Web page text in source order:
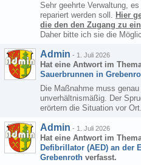
Sehr geehrte Verwaltung,
repariert werden soll. Hier
die den den Zugang zu
Daher bitte ich sie die
Admin - 1. Juli 2026
Hat eine Antwort im
Sauerbrunnen in
Die Maßnahme muss
unverhältnismäßig. Der
erörtern die Situation vor Ort.
Admin - 1. Juli 2026
Hat eine Antwort im
Defibrillator (AED) an der
Grebenroth verfasst.